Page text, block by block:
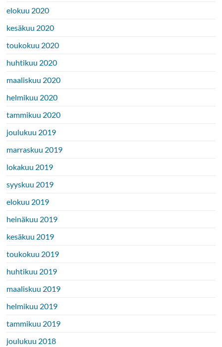
elokuu 2020
kesäkuu 2020
toukokuu 2020
huhtikuu 2020
maaliskuu 2020
helmikuu 2020
tammikuu 2020
joulukuu 2019
marraskuu 2019
lokakuu 2019
syyskuu 2019
elokuu 2019
heinäkuu 2019
kesäkuu 2019
toukokuu 2019
huhtikuu 2019
maaliskuu 2019
helmikuu 2019
tammikuu 2019
joulukuu 2018